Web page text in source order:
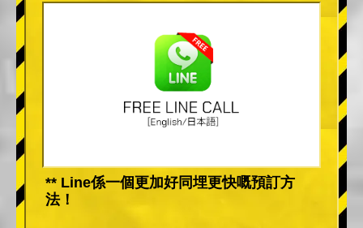
** Line係一個更加好同埋更快嘅預訂方
法！